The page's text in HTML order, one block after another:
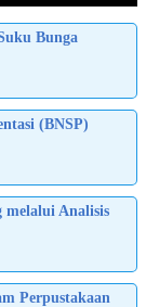
Bunga
(BNSP)
melalui Analisis
Perpustakaan